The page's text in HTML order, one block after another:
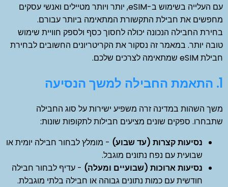
עם העלייה בשימוש ב-eSIM, יותר ויותר מטיילים ואנשי עסקים
מחפשים את חבילת התקשורת המתאימה ביותר עבורם.
בחירת החבילה הנכונה יכולה לחסוך כסף ולספק חוויית שימוש
טובה יותר. במאמר זה נסקור את הקריטריונים החשובים לבחירת
חבילת eSIM שמתאימה לצרכים שלכם.
1. התאמת החבילה למשך הנסיעה
משך השהות במדינה זרה משפיע ישירות על סוג החבילה
שתבחרו. ספקים שונים מציעים חבילות לתקופות שונות:
נסיעות קצרות (עד שבוע) - מומלץ לבחור חבילה יומית או
שבועית עם נפח נתונים מוגבל.
נסיעות ארוכות (שבועיים ומעלה) - עדיף לבחור חבילה
חודשית עם כמות נתונים גבוהה או חבילה בלתי מוגבלת.